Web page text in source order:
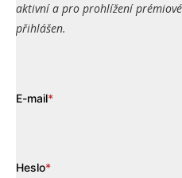
aktivní a pro prohlížení
přihlášen.
E-mail*
Heslo*